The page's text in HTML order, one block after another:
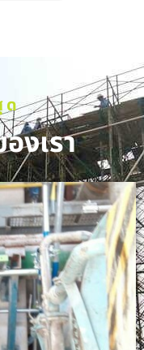
ด
งเรา